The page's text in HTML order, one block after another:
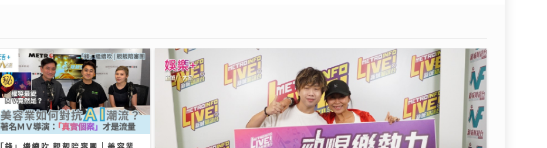
「鋒」繼續吹 靚靚陪審團 | 美容業